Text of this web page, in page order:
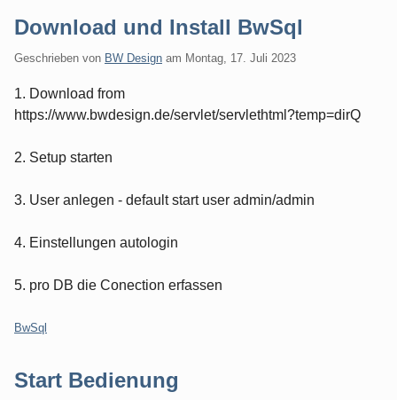
Download und Install BwSql
Geschrieben von BW Design am Montag, 17. Juli 2023
1. Download from
https://www.bwdesign.de/servlet/servlethtml?temp=dirQ
2. Setup starten
3. User anlegen - default start user admin/admin
4. Einstellungen autologin
5. pro DB die Conection erfassen
Kategorien:
BwSql
Start Bedienung